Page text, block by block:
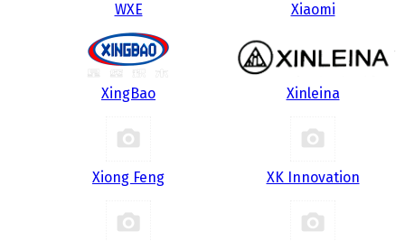
WXE Xiaomi
XingBao Xinleina
Xiong Feng XK Innovation